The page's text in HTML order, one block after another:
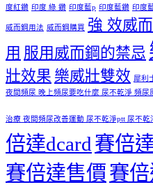
度紅鑽 印度 綠 鑽 印度藍p 印度藍鑽 印度
威而鋼用法 威而鋼購買 強 效威
用 服用威而鋼的禁忌
壯效果 樂威壯雙效 犀利
夜間頻尿 晚上頻尿要吃什麼 尿不乾淨 頻
治療 夜間頻尿改善運動 尿不乾淨ptt 尿不乾
倍達dcard 賽倍
賽倍達售價 賽